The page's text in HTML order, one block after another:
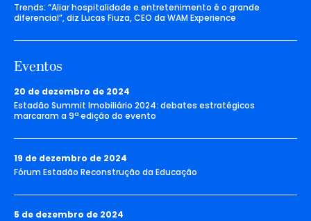
Trends: “Aliar hospitalidade e entretenimento é o grande
diferencial”, diz Lucas Fiuza, CEO da WAM Experience
Eventos
20 de dezembro de 2024
Estadão Summit Imobiliário 2024: debates estratégicos
marcaram a 9ª edição do evento
19 de dezembro de 2024
Fórum Estadão Reconstrução da Educação
5 de dezembro de 2024